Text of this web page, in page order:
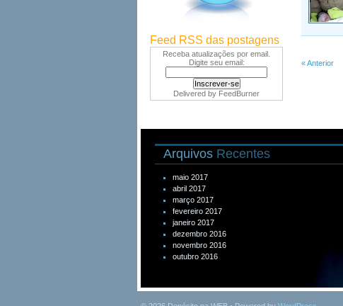
Feed RSS das postagens
Receba atualizações por email.
Digite seu email:
Delivered by FeedBurner
« Anterior
Arquivos Recentes
maio 2017
abril 2017
março 2017
fevereiro 2017
janeiro 2017
dezembro 2016
novembro 2016
outubro 2016